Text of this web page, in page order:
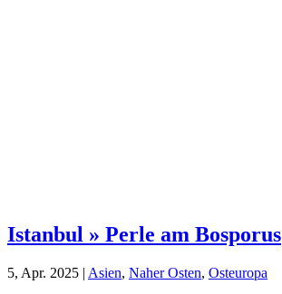
Istanbul » Perle am Bosporus
5, Apr. 2025 | Asien, Naher Osten, Osteuropa